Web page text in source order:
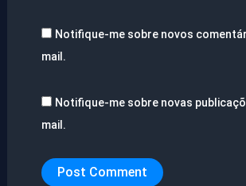
Notifique-me sobre novos
mail.
Notifique-me sobre novas
mail.